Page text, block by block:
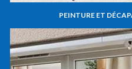
PEINTURE ET